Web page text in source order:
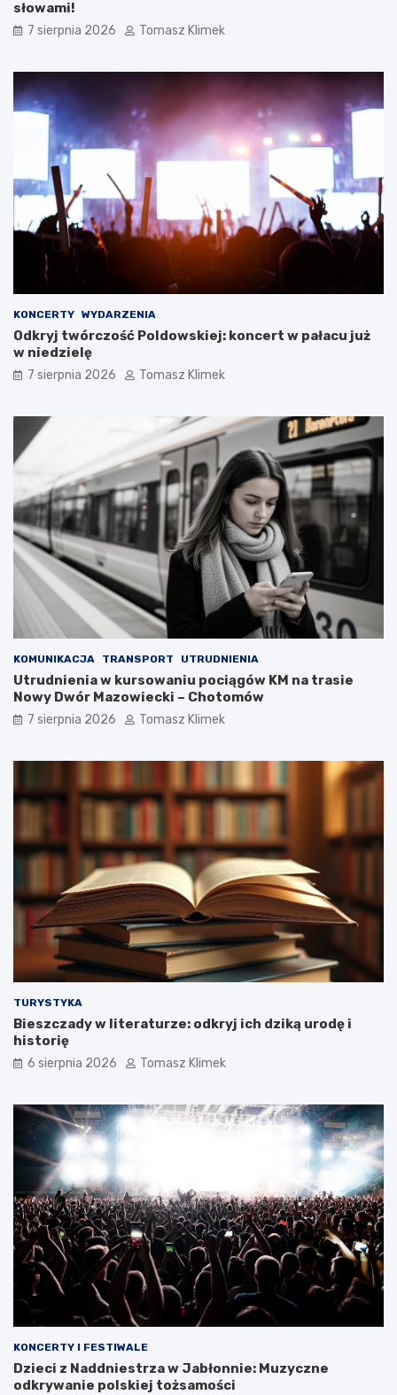
słowami!
7 sierpnia 2026 Tomasz Klimek
KONCERTY WYDARZENIA
Odkryj twórczość Poldowskiej: koncert w pałacu już
w niedzielę
7 sierpnia 2026 Tomasz Klimek
KOMUNIKACJA TRANSPORT UTRUDNIENIA
Utrudnienia w kursowaniu pociągów KM na trasie
Nowy Dwór Mazowiecki – Chotomów
7 sierpnia 2026 Tomasz Klimek
TURYSTYKA
Bieszczady w literaturze: odkryj ich dziką urodę i
historię
6 sierpnia 2026 Tomasz Klimek
KONCERTY I FESTIWALE
Dzieci z Naddniestrza w Jabłonnie: Muzyczne
odkrywanie polskiej tożsamości